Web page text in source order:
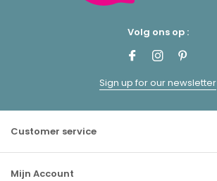
Volg ons op :
Sign up for our newsletter
Customer service
Mijn Account